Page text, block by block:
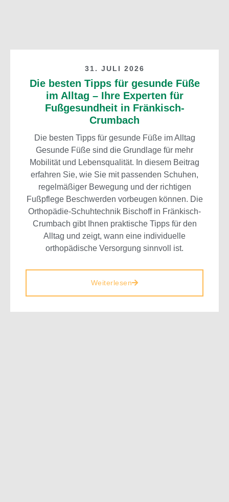
31. JULI 2026
Die besten Tipps für gesunde Füße
im Alltag – Ihre Experten für
Fußgesundheit in Fränkisch-
Crumbach
Die besten Tipps für gesunde Füße im Alltag
Gesunde Füße sind die Grundlage für mehr
Mobilität und Lebensqualität. In diesem Beitrag
erfahren Sie, wie Sie mit passenden Schuhen,
regelmäßiger Bewegung und der richtigen
Fußpflege Beschwerden vorbeugen können. Die
Orthopädie-Schuhtechnik Bischoff in Fränkisch-
Crumbach gibt Ihnen praktische Tipps für den
Alltag und zeigt, wann eine individuelle
orthopädische Versorgung sinnvoll ist.
Weiterlesen